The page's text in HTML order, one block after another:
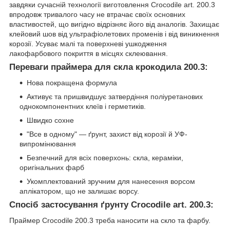
завдяки сучасній технології виготовлення Crocodile art. 200.3
впродовж тривалого часу не втрачає своїх основних
властивостей, що вигідно відрізняє його від аналогів. Захищає
клейовий шов від ультрафіолетових променів і від виникнення
корозії. Усуває малі та поверхневі ушкодження
лакофарбового покриття в місцях склеювання.
Переваги праймера для скла крокодила 200.3:
Нова покращена формула
Активує та пришвидшує затвердіння поліуретанових
однокомпонентних клеїв і герметиків.
Швидко сохне
"Все в одному" — ґрунт, захист від корозії й УФ-
випромінювання
Безпечний для всіх поверхонь: скла, кераміки,
оригінальних фарб
Укомплектований зручним для нанесення ворсом
аплікатором, що не залишає ворсу.
Спосіб застосування ґрунту Crocodile art. 200.3:
Праймер Crocodile 200.3 треба наносити на скло та фарбу.